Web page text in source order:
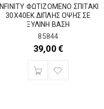
INFINITY ΦΩΤΙΖΟΜΕΝΟ ΣΠΙΤΑΚΙ
30Χ40ΕΚ ΔΙΠΛΗΣ ΟΨΗΣ ΣΕ
ΞΥΛΙΝΗ ΒΑΣΗ
85844
39,00€